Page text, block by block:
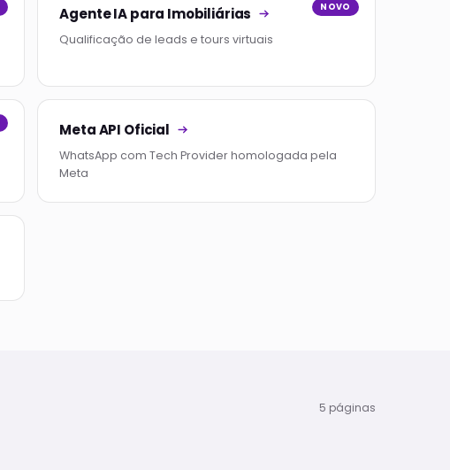
NOVO
Agente IA para Imobiliárias
Qualificação de leads e tours virtuais
Meta API Oficial
WhatsApp com Tech Provider homologada pela
Meta
5 páginas